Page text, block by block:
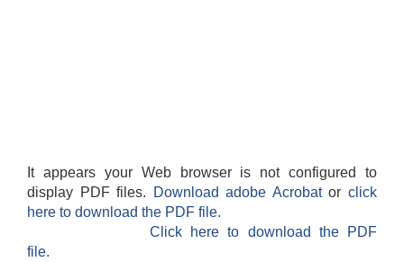
It appears your Web browser is not configured to
display PDF files.
Download adobe Acrobatorclick
here to download the PDF file.
Click here to download the PDF
file.